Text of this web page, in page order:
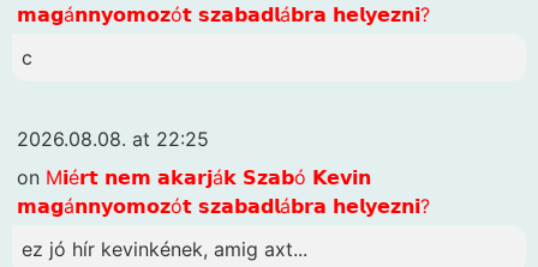
𝗺𝗮𝗴á𝗻𝗻𝘆𝗼𝗺𝗼𝘇ó𝘁 𝘀𝘇𝗮𝗯𝗮𝗱𝗹á𝗯𝗿𝗮 𝗵𝗲𝗹𝘆𝗲𝘇𝗻𝗶?
c
2026.08.08. at 22:25
on M𝗶é𝗿𝘁 𝗻𝗲𝗺 𝗮𝗸𝗮𝗿𝗷á𝗸 𝗦𝘇𝗮𝗯ó 𝗞𝗲𝘃𝗶𝗻
𝗺𝗮𝗴á𝗻𝗻𝘆𝗼𝗺𝗼𝘇ó𝘁 𝘀𝘇𝗮𝗯𝗮𝗱𝗹á𝗯𝗿𝗮 𝗵𝗲𝗹𝘆𝗲𝘇𝗻𝗶?
ez jó hír kevinkének, amig axt...